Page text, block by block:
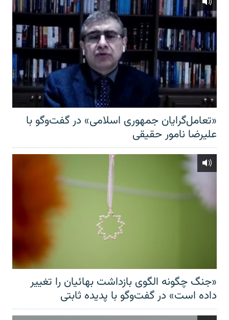
«تعامل‌گرایان جمهوری اسلامی» در گفت‌وگو با
علیرضا نامور حقیقی
«جنگ چگونه الگوی بازداشت بهائیان را تغییر
داده است» در گفت‌وگو با پدیده ثابتی